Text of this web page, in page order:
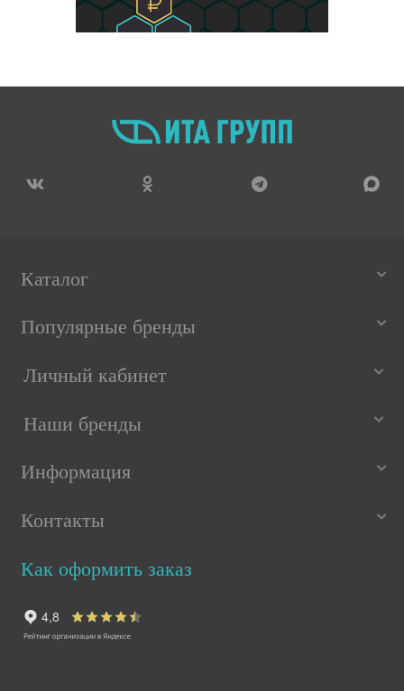
Каталог
Популярные бренды
Личный кабинет
Наши бренды
Информация
Контакты
Как оформить заказ